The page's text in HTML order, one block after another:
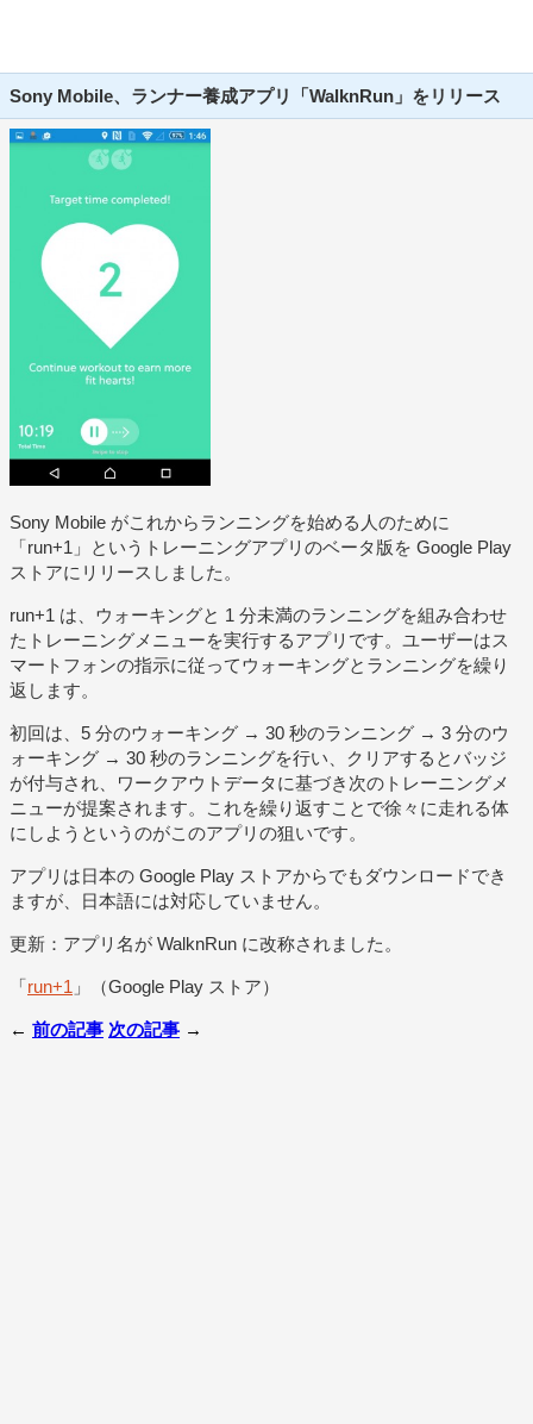
Sony Mobile、ランナー養成アプリ「WalknRun」をリリース
Sony Mobile がこれからランニングを始める人のために
「run+1」というトレーニングアプリのベータ版を Google Play
ストアにリリースしました。
run+1 は、ウォーキングと 1 分未満のランニングを組み合わせ
たトレーニングメニューを実行するアプリです。ユーザーはス
マートフォンの指示に従ってウォーキングとランニングを繰り
返します。
初回は、5 分のウォーキング → 30 秒のランニング → 3 分のウ
ォーキング → 30 秒のランニングを行い、クリアするとバッジ
が付与され、ワークアウトデータに基づき次のトレーニングメ
ニューが提案されます。これを繰り返すことで徐々に走れる体
にしようというのがこのアプリの狙いです。
アプリは日本の Google Play ストアからでもダウンロードでき
ますが、日本語には対応していません。
更新：アプリ名が WalknRun に改称されました。
「run+1 」（Google Play ストア）
← 前の記事 次の記事 →